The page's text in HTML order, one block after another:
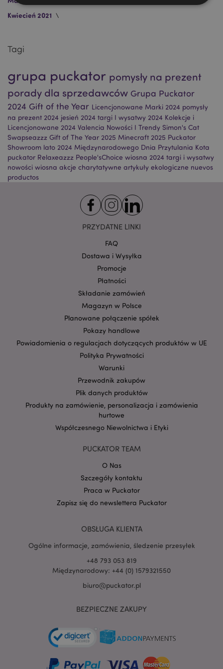
Kwiecień 2021
Tagi
grupa puckator pomysły na prezent
porady dla sprzedawców Grupa Puckator
2024 Gift of the Year Licencjonowane Marki 2024 pomysły
na prezent 2024 jesień 2024 targi I wysatwy 2024 Kolekcje i
Licencjonowane 2024 Valencia Nowości I Trendy Simon's Cat
Swapseazzz Gift of The Year 2025 Minecraft 2025 Puckator
Showroom lato 2024 Międzynarodowego Dnia Przytulania Kota
puckator Relaxeazzz People'sChoice wiosna 2024 targi i wysatwy
nowości wiosna akcje charytatywne artykuły ekologiczne nuevos
productos
PRZYDATNE LINKI
FAQ
Dostawa i Wysyłka
Promocje
Płatności
Składanie zamówień
Magazyn w Polsce
Planowane połączenie spółek
Pokazy handlowe
Powiadomienia o regulacjach dotyczących produktów w UE
Polityka Prywatności
Warunki
Przewodnik zakupów
Plik danych produktów
Produkty na zamówienie, personalizacja i zamówienia
hurtowe
Współczesnego Niewolnictwa i Etyki
PUCKATOR TEAM
O Nas
Szczegóły kontaktu
Praca w Puckator
Zapisz się do newslettera Puckator
OBSŁUGA KLIENTA
Ogólne informacje, zamówienia, śledzenie przesyłek
+48 793 053 819
Międzynarodowy: +44 (0) 1579321550
biuro@puckator.pl
BEZPIECZNE ZAKUPY
klientów i zarządzanie kontami.
Nazwa
Domena
CookieScriptConsent
CookieScript
.puckator.pl
.www.puckator.pl
recently_viewed_product
Adobe Inc.
mage-cache-storage
Adobe Inc.
www.puckator.pl